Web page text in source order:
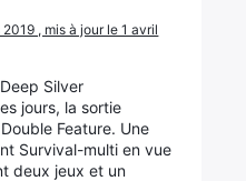
, mis à jour le 1 avril
Silver
jours, la sortie
Feature. Une
Survival-multi en vue
deux jeux et un